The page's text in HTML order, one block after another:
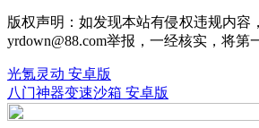
版权声明：如发现本站有侵权违规内容
yrdown@88.com举报，一经核实，将第
光氪灵动 安卓版
八门神器变速沙箱 安卓版